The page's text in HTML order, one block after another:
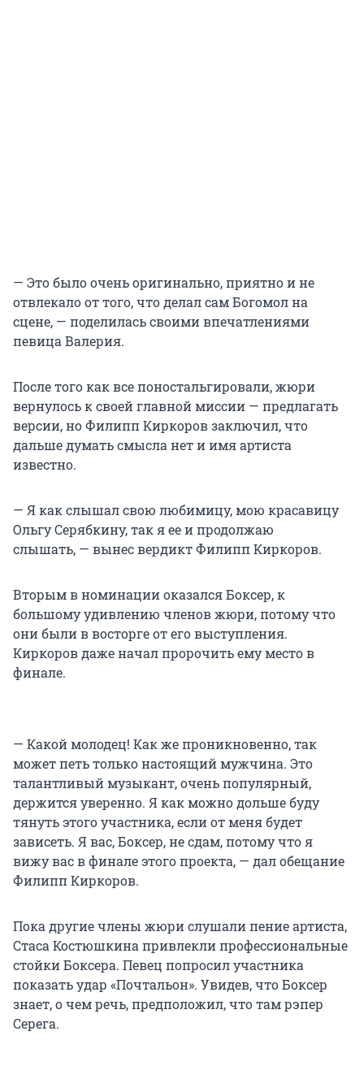
— Это было очень оригинально, приятно и не
отвлекало от того, что делал сам Богомол на
сцене, — поделилась своими впечатлениями
певица Валерия.
После того как все поностальгировали, жюри
вернулось к своей главной миссии — предлагать
версии, но Филипп Киркоров заключил, что
дальше думать смысла нет и имя артиста
известно.
— Я как слышал свою любимицу, мою красавицу
Ольгу Серябкину, так я ее и продолжаю
слышать, — вынес вердикт Филипп Киркоров.
Вторым в номинации оказался Боксер, к
большому удивлению членов жюри, потому что
они были в восторге от его выступления.
Киркоров даже начал пророчить ему место в
финале.
— Какой молодец! Как же проникновенно, так
может петь только настоящий мужчина. Это
талантливый музыкант, очень популярный,
держится уверенно. Я как можно дольше буду
тянуть этого участника, если от меня будет
зависеть. Я вас, Боксер, не сдам, потому что я
вижу вас в финале этого проекта, — дал обещание
Филипп Киркоров.
Пока другие члены жюри слушали пение артиста,
Стаса Костюшкина привлекли профессиональные
стойки Боксера. Певец попросил участника
показать удар «Почтальон». Увидев, что Боксер
знает, о чем речь, предположил, что там рэпер
Серега.